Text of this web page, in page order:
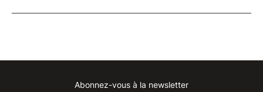
Instagram
Facebook
Linkedin
Youtube
Abonnez-vous à la newsletter